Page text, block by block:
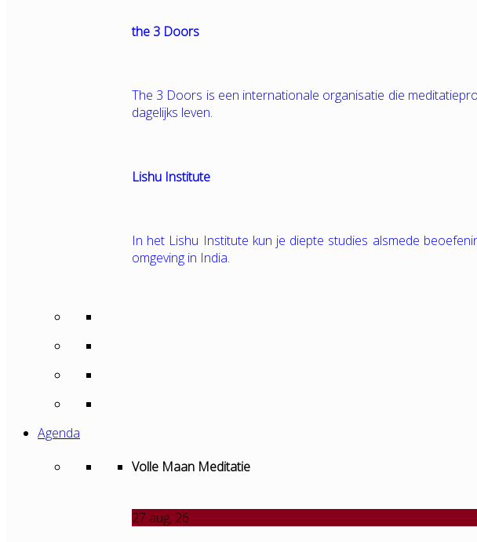
the 3 Doors
The 3 Doors is een internationale organisatie die
dagelijks leven.
Lishu Institute
In het Lishu Institute kun je diepte studies alsmede
omgeving in India.
Agenda
Volle Maan Meditatie
27 aug, 26